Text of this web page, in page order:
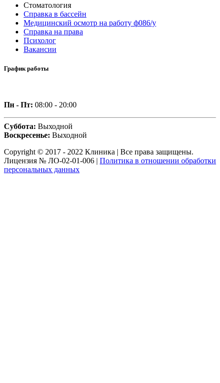
Стоматология
Справка в бассейн
Медицинский осмотр на работу ф086/у
Справка на права
Психолог
Вакансии
График работы
Пн - Пт: 08:00 - 20:00
Суббота: Выходной
Воскресенье: Выходной
Copyright © 2017 - 2022 Клиника | Все права защищены.
Лицензия № ЛО-02-01-006 | Политика в отношении обработки
персональных данных